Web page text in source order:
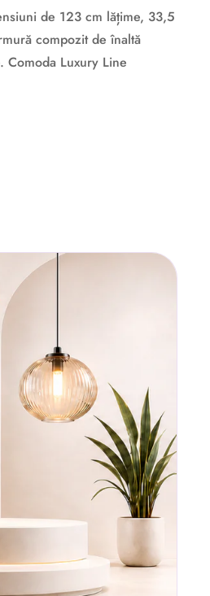
de 123 cm lățime, 33,5
compozit de înaltă
Luxury Line